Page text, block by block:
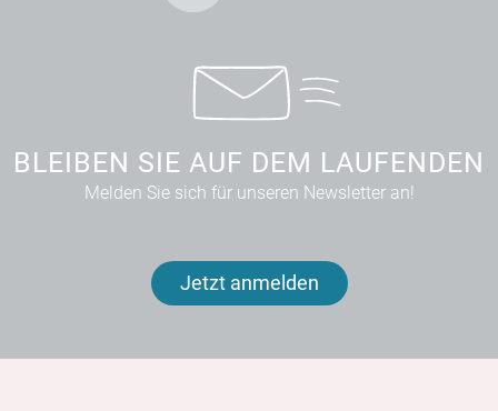
BLEIBEN SIE AUF DEM LAUFENDEN
Melden Sie sich für unseren Newsletter an!
Jetzt anmelden